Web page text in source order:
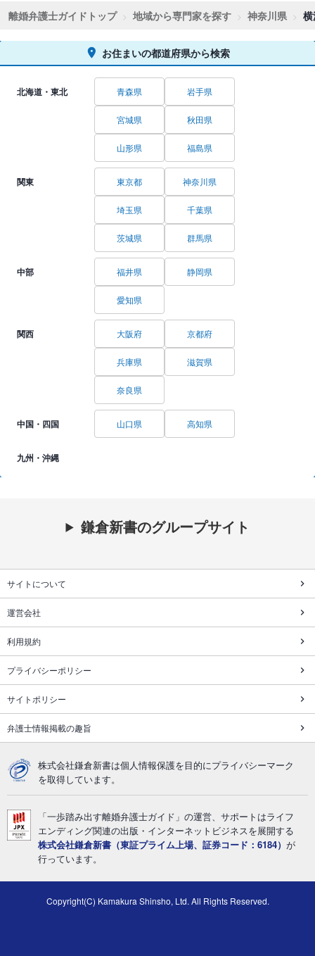
離婚弁護士ガイドトップ 地域から専門家を探す 神奈川県
お住まいの都道府県から検索
北海道・東北 青森県 岩手県
宮城県 秋田県
山形県 福島県
関東 東京都 神奈川県
埼玉県 千葉県
茨城県 群馬県
中部 福井県 静岡県
愛知県
関西 大阪府 京都府
兵庫県 滋賀県
奈良県
中国・四国 山口県 高知県
九州・沖縄
鎌倉新書のグループサイト
サイトについて
運営会社
利用規約
プライバシーポリシー
サイトポリシー
弁護士情報掲載の趣旨
株式会社鎌倉新書は個人情報保護を目的にプライバシーマーク
を取得しています。
「一歩踏み出す離婚弁護士ガイド」の運営、サポートはライフ
エンディング関連の出版・インターネットビジネスを展開する
株式会社鎌倉新書（東証プライム上場、証券コード：6184） が
行っています。
Copyright(C) Kamakura Shinsho, Ltd. All Rights Reserved.